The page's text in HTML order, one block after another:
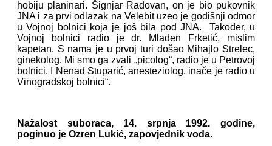
hobiju planinari. Šignjar Radovan, on je bio pukovnik
JNA i za prvi odlazak na Velebit uzeo je godišnji odmor
u Vojnoj bolnici koja je još bila pod JNA. Također, u
Vojnoj bolnici radio je dr. Mladen Frketić, mislim
kapetan. S nama je u prvoj turi došao Mihajlo Strelec,
ginekolog. Mi smo ga zvali „picolog“, radio je u Petrovoj
bolnici. I Nenad Stuparić, anesteziolog, inače je radio u
Vinogradskoj bolnici“.
Nažalost suboraca, 14. srpnja 1992. godine,
poginuo je Ozren Lukić, zapovjednik voda.